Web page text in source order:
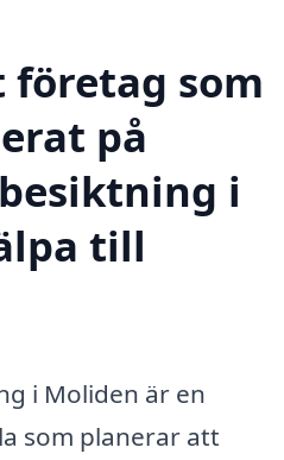
företag som
på
i
till
i Moliden är en
som planerar att